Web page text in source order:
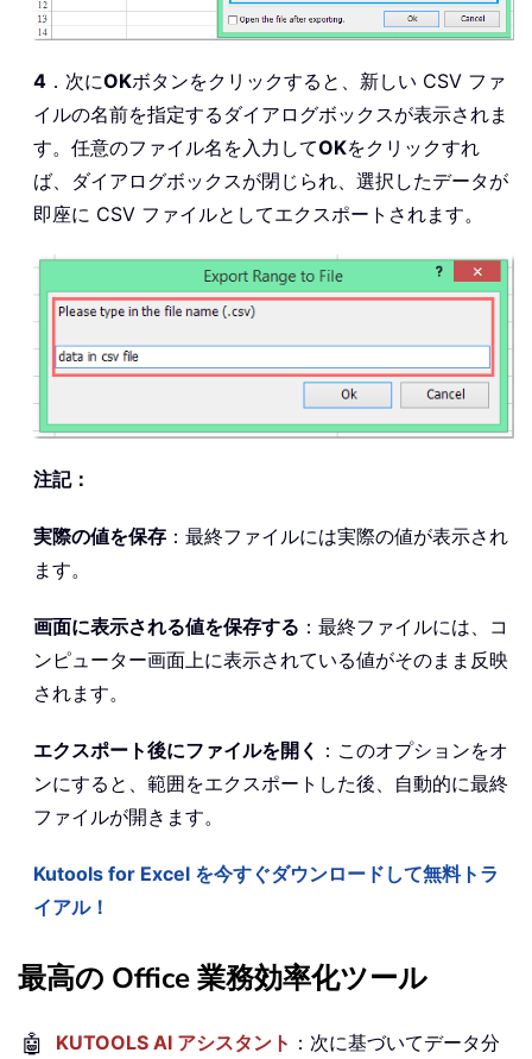
4 ．次にOKボタンをクリックすると、新しい CSV ファ
イルの名前を指定するダイアログボックスが表示されま
す。任意のファイル名を入力してOKをクリックすれ
ば、ダイアログボックスが閉じられ、選択したデータが
即座に CSV ファイルとしてエクスポートされます。
注記：
実際の値を保存 ：最終ファイルには実際の値が表示され
ます。
画面に表示される値を保存する ：最終ファイルには、コ
ンピューター画面上に表示されている値がそのまま反映
されます。
エクスポート後にファイルを開く ：このオプションをオ
ンにすると、範囲をエクスポートした後、自動的に最終
ファイルが開きます。
Kutools for Excel を今すぐダウンロードして無料トラ
イアル！
最高の Office 業務効率化ツール
🤖 KUTOOLS AI アシスタント ：次に基づいてデータ分